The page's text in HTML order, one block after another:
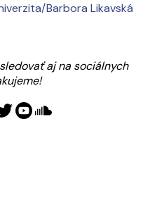
Barbora Likavská
aj na sociálnych